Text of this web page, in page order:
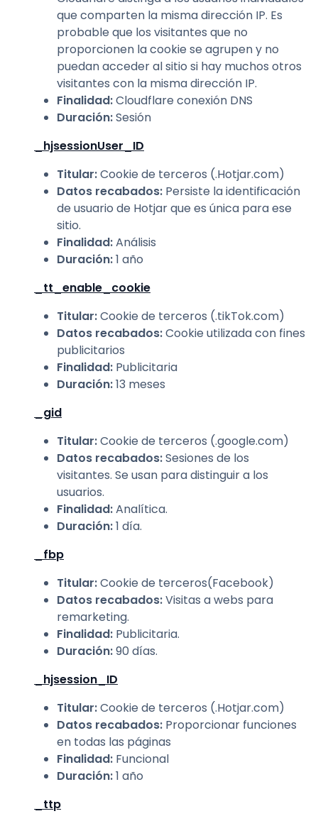
que comparten la misma dirección IP. Es
probable que los visitantes que no
proporcionen la cookie se agrupen y no
puedan acceder al sitio si hay muchos otros
visitantes con la misma dirección IP.
Finalidad:Cloudflare conexión DNS
Duración:Sesión
_hjsessionUser_ID
Titular:Cookie de terceros (.Hotjar.com)
Datos recabados: Persiste la identificación
de usuario de Hotjar que es única para ese
sitio.
Finalidad:Análisis
Duración:1 año
_tt_enable_cookie
Titular:Cookie de terceros (.tikTok.com)
Datos recabados:Cookie utilizada con fines
publicitarios
Finalidad: Publicitaria
Duración:13 meses
_gid
Titular:Cookie de terceros (.google.com)
Datos recabados:Sesiones de los
visitantes. Se usan para distinguir a los
usuarios.
Finalidad:Analítica.
Duración:1 día.
_fbp
Titular:Cookie de terceros(Facebook)
Datos recabados:Visitas a webs para
remarketing.
Finalidad: Publicitaria.
Duración:90 días.
_hjsession_ID
Titular:Cookie de terceros (.Hotjar.com)
Datos recabados: Proporcionar funciones
en todas las páginas
Finalidad: Funcional
Duración:1 año
_ttp